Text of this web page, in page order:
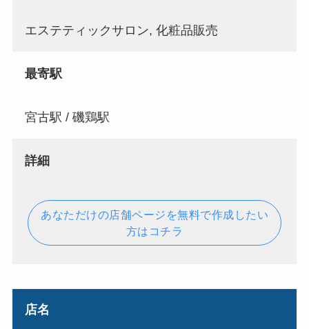
エステティックサロン, 化粧品販売
最寄駅
宮古駅 / 磯鶏駅
詳細
あなただけの店舗ページを無料で作成したい
方はコチラ
店名